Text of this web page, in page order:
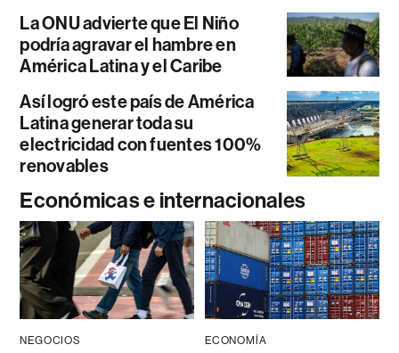
La ONU advierte que El Niño
podría agravar el hambre en
América Latina y el Caribe
Así logró este país de América
Latina generar toda su
electricidad con fuentes 100%
renovables
Económicas e internacionales
NEGOCIOS ECONOMÍA